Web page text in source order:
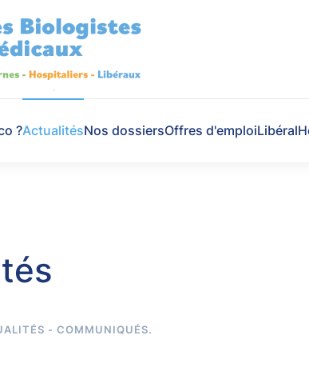
?ActualitésNos dossiersOffres d'emploiLibéral
- COMMUNIQUÉS.